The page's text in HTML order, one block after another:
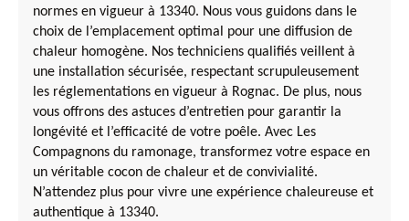
normes en vigueur à 13340. Nous vous guidons dans le
choix de l’emplacement optimal pour une diffusion de
chaleur homogène. Nos techniciens qualifiés veillent à
une installation sécurisée, respectant scrupuleusement
les réglementations en vigueur à Rognac. De plus, nous
vous offrons des astuces d’entretien pour garantir la
longévité et l’efficacité de votre poêle. Avec Les
Compagnons du ramonage, transformez votre espace en
un véritable cocon de chaleur et de convivialité.
N’attendez plus pour vivre une expérience chaleureuse et
authentique à 13340.